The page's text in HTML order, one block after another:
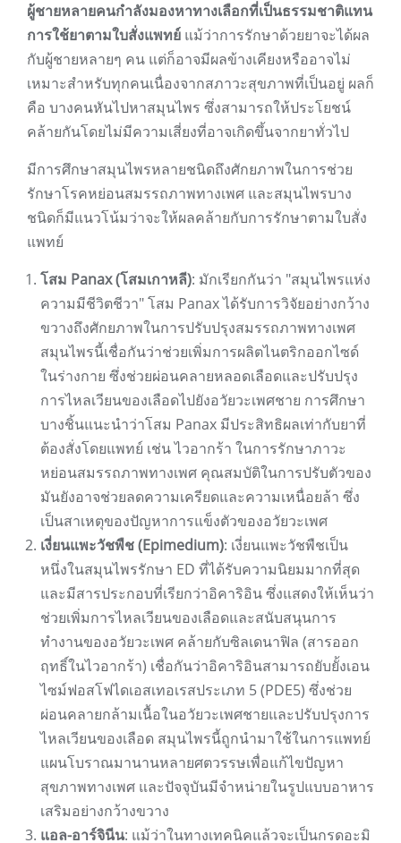
ผู้ชายหลายคนกำลังมองหาทางเลือกที่เป็นธรรมชาติแทน
การใช้ยาตามใบสั่งแพทย์ แม้ว่าการรักษาด้วยยาจะได้ผล
กับผู้ชายหลายๆ คน แต่ก็อาจมีผลข้างเคียงหรืออาจไม่
เหมาะสำหรับทุกคนเนื่องจากสภาวะสุขภาพที่เป็นอยู่ ผลก็
คือ บางคนหันไปหาสมุนไพร ซึ่งสามารถให้ประโยชน์
คล้ายกันโดยไม่มีความเสี่ยงที่อาจเกิดขึ้นจากยาทั่วไป
มีการศึกษาสมุนไพรหลายชนิดถึงศักยภาพในการช่วย
รักษาโรคหย่อนสมรรถภาพทางเพศ และสมุนไพรบาง
ชนิดก็มีแนวโน้มว่าจะให้ผลคล้ายกับการรักษาตามใบสั่ง
แพทย์
โสม Panax (โสมเกาหลี): มักเรียกกันว่า "สมุนไพรแห่ง
ความมีชีวิตชีวา" โสม Panax ได้รับการวิจัยอย่างกว้าง
ขวางถึงศักยภาพในการปรับปรุงสมรรถภาพทางเพศ
สมุนไพรนี้เชื่อกันว่าช่วยเพิ่มการผลิตไนตริกออกไซด์
ในร่างกาย ซึ่งช่วยผ่อนคลายหลอดเลือดและปรับปรุง
การไหลเวียนของเลือดไปยังอวัยวะเพศชาย การศึกษา
บางชิ้นแนะนำว่าโสม Panax มีประสิทธิผลเท่ากับยาที่
ต้องสั่งโดยแพทย์ เช่น ไวอากร้า ในการรักษาภาวะ
หย่อนสมรรถภาพทางเพศ คุณสมบัติในการปรับตัวของ
มันยังอาจช่วยลดความเครียดและความเหนื่อยล้า ซึ่ง
เป็นสาเหตุของปัญหาการแข็งตัวของอวัยวะเพศ
เงี่ยนแพะวัชพืช (Epimedium): เงี่ยนแพะวัชพืชเป็น
หนึ่งในสมุนไพรรักษา ED ที่ได้รับความนิยมมากที่สุด
และมีสารประกอบที่เรียกว่าอิคาริอิน ซึ่งแสดงให้เห็นว่า
ช่วยเพิ่มการไหลเวียนของเลือดและสนับสนุนการ
ทำงานของอวัยวะเพศ คล้ายกับซิลเดนาฟิล (สารออก
ฤทธิ์ในไวอากร้า) เชื่อกันว่าอิคาริอินสามารถยับยั้งเอน
ไซม์ฟอสโฟไดเอสเทอเรสประเภท 5 (PDE5) ซึ่งช่วย
ผ่อนคลายกล้ามเนื้อในอวัยวะเพศชายและปรับปรุงการ
ไหลเวียนของเลือด สมุนไพรนี้ถูกนำมาใช้ในการแพทย์
แผนโบราณมานานหลายศตวรรษเพื่อแก้ไขปัญหา
สุขภาพทางเพศ และปัจจุบันมีจำหน่ายในรูปแบบอาหาร
เสริมอย่างกว้างขวาง
แอล-อาร์จินีน: แม้ว่าในทางเทคนิคแล้วจะเป็นกรดอะมิ